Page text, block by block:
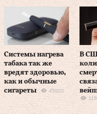
Системы нагрева
табака так же
вредят здоровью,
как и обычные
сигареты
45920
В